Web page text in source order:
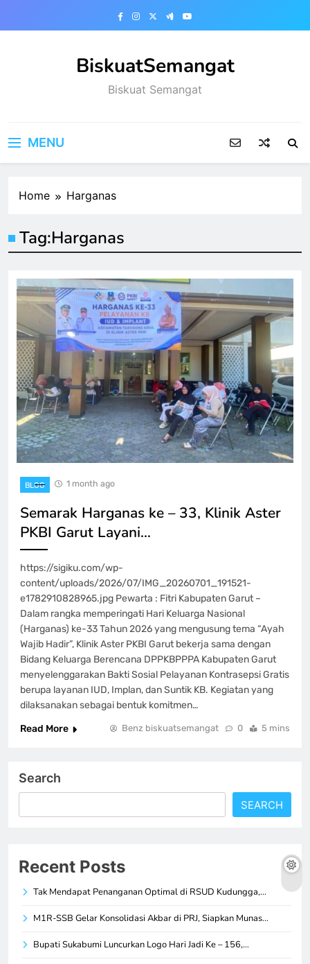
BiskuatSemangat
Biskuat Semangat
MENU
Home Harganas
Tag:Harganas
BLOG 1 month ago
Semarak Harganas ke – 33, Klinik Aster
PKBI Garut Layani…
https://sigiku.com/wp-
content/uploads/2026/07/IMG_20260701_191521-
e1782910828965.jpg Pewarta : Fitri Kabupaten Garut –
Dalam rangka memperingati Hari Keluarga Nasional
(Harganas) ke-33 Tahun 2026 yang mengusung tema “Ayah
Wajib Hadir”, Klinik Aster PKBI Garut bekerja sama dengan
Bidang Keluarga Berencana DPPKBPPPA Kabupaten Garut
menyelenggarakan Bakti Sosial Pelayanan Kontrasepsi Gratis
berupa layanan IUD, Implan, dan Suntik KB. Kegiatan yang
dilaksanakan sebagai bentuk komitmen…
Read More
Benz biskuatsemangat 0 5 mins
Search
SEARCH
Recent Posts
Tak Mendapat Penanganan Optimal di RSUD Kudungga,…
M1R-SSB Gelar Konsolidasi Akbar di PRJ, Siapkan Munas…
Bupati Sukabumi Luncurkan Logo Hari Jadi Ke – 156,…